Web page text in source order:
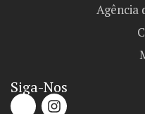
Agência
Siga-Nos